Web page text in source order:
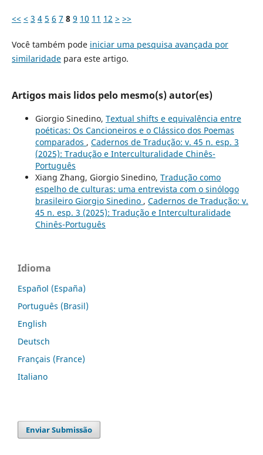
<< < 3 4 5 6 7 8 9 10 11 12 > >>
Você também pode iniciar uma pesquisa avançada por
similaridadepara este artigo.
Artigos mais lidos pelo mesmo(s) autor(es)
Giorgio Sinedino, Textual shifts e equivalência entre
poéticas: Os Cancioneiros e o Clássico dos Poemas
comparados , Cadernos de Tradução: v. 45 n. esp. 3
(2025): Tradução e Interculturalidade Chinês-
Português
Xiang Zhang, Giorgio Sinedino, Tradução como
espelho de culturas: uma entrevista com o sinólogo
brasileiro Giorgio Sinedino , Cadernos de Tradução: v.
45 n. esp. 3 (2025): Tradução e Interculturalidade
Chinês-Português
Idioma
Español (España)
Português (Brasil)
English
Deutsch
Français (France)
Italiano
Enviar Submissão